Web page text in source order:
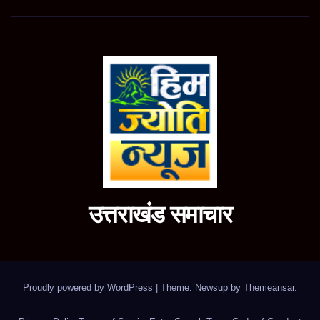
उत्तराखंड समाचार
Proudly powered by WordPress Theme: Newsup by Themeansar.